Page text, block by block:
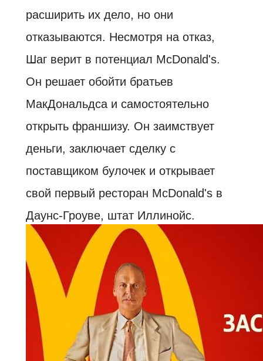
расширить их дело, но они
отказываются. Несмотря на отказ,
Шаг верит в потенциал McDonald's.
Он решает обойти братьев
МакДональдса и самостоятельно
открыть франшизу. Он заимствует
деньги, заключает сделку с
поставщиком булочек и открывает
свой первый ресторан McDonald's в
Даунс-Гроуве, штат Иллинойс.